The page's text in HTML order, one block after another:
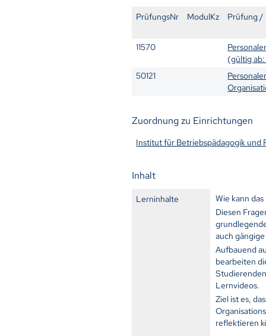
PrüfungsNr ModulKz Prüfung /
11570
(gültig ab:
50121
Zuordnung zu Einrichtungen
Institut für Betriebspädagogik und
Inhalt
Lerninhalte
Wie kann
Diesen
auch
Aufbauend
bearbeiten
Lernvideos.
Ziel ist es,
reflektieren